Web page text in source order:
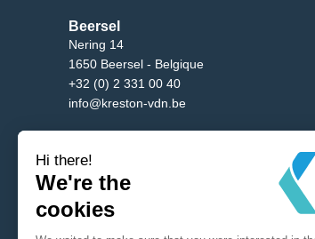
Beersel
Nering 14
1650 Beersel - Belgique
+32 (0) 2 331 00 40
info@kreston-vdn.be
Av. du Bgm. Etienne Demunter 5/10
1090 Bruxelles - Belgique
info@kreston-vdn.be